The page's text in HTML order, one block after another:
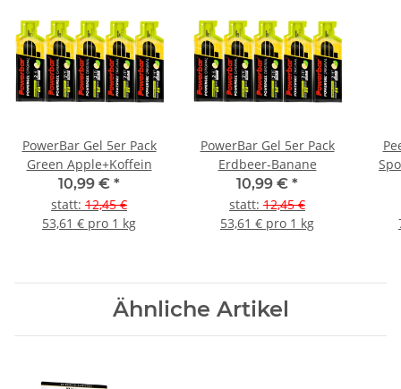
PowerBar Gel 5er Pack
Green Apple+Koffein
10,99 € *
statt: 12,45 €
53,61 € pro 1 kg
PowerBar Gel 5er Pack
Erdbeer-Banane
10,99 € *
statt: 12,45 €
53,61 € pro 1 kg
Ähnliche Artikel